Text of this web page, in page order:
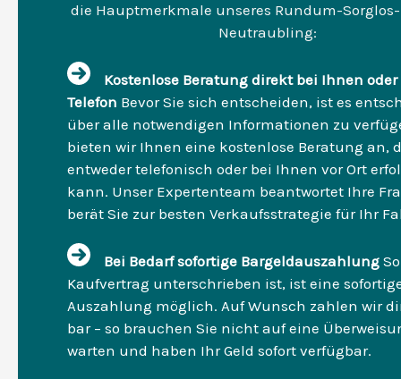
die Hauptmerkmale unseres Rundum-
Neutraubling:
Kostenlose Beratung direkt bei Ihnen oder
Telefon Bevor Sie sich entscheiden, ist es
über alle notwendigen Informationen zu
bieten wir Ihnen eine kostenlose Beratung an,
entweder telefonisch oder bei Ihnen vor Ort
kann. Unser Expertenteam beantwortet Ihre
berät Sie zur besten Verkaufsstrategie für Ihr
Bei Bedarf sofortige Bargeldauszahlung
Kaufvertrag unterschrieben ist, ist eine
Auszahlung möglich. Auf Wunsch zahlen wir
bar – so brauchen Sie nicht auf eine
warten und haben Ihr Geld sofort verfügbar.